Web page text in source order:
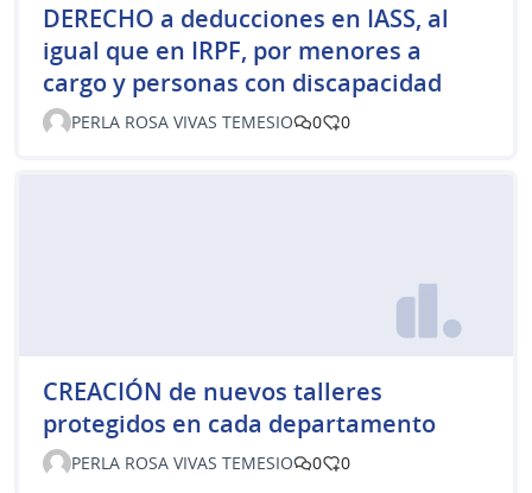
DERECHO a deducciones en IASS, al
igual que en IRPF, por menores a
cargo y personas con discapacidad
PERLA ROSA VIVAS TEMESIO 0 0
CREACIÓN de nuevos talleres
protegidos en cada departamento
PERLA ROSA VIVAS TEMESIO 0 0